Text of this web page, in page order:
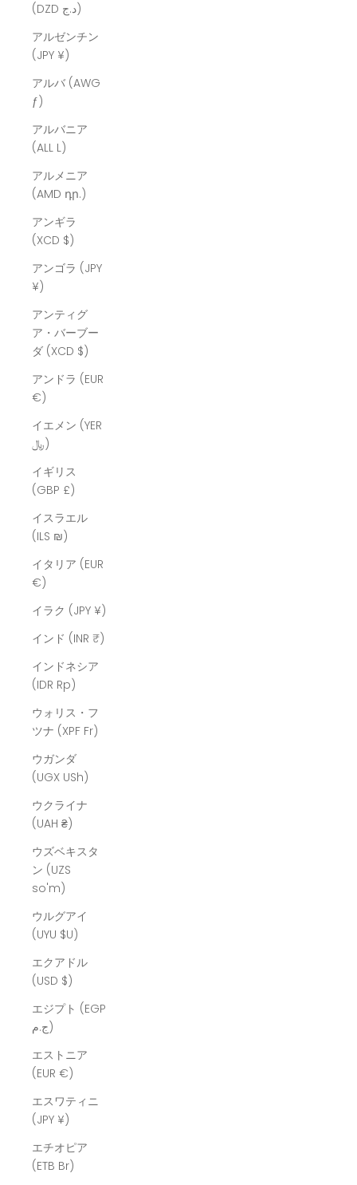
(DZD د.ج)
アルゼンチン
(JPY ¥)
アルバ (AWG
ƒ)
アルバニア
(ALL L)
アルメニア
(AMD դր.)
アンギラ
(XCD $)
アンゴラ (JPY
¥)
アンティグ
ア・バーブー
ダ (XCD $)
アンドラ (EUR
€)
イエメン (YER
﷼)
イギリス
(GBP £)
イスラエル
(ILS ₪)
イタリア (EUR
€)
イラク (JPY ¥)
インド (INR ₹)
インドネシア
(IDR Rp)
ウォリス・フ
ツナ (XPF Fr)
ウガンダ
(UGX USh)
ウクライナ
(UAH ₴)
ウズベキスタ
ン (UZS
so'm)
ウルグアイ
(UYU $U)
エクアドル
(USD $)
エジプト (EGP
ج.م)
エストニア
(EUR €)
エスワティニ
(JPY ¥)
エチオピア
(ETB Br)